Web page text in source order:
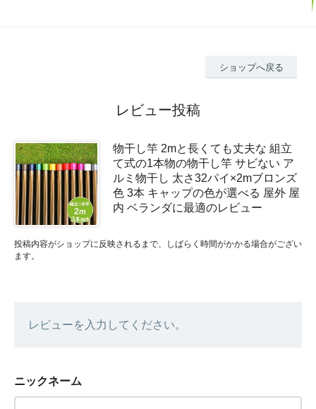
ショップへ戻る
レビュー投稿
物干し竿 2mと長くても丈夫な 組立
て式の1本物の物干し竿 サビない ア
ルミ物干し 太さ32パイ×2mブロンズ
色 3本 キャップの色が選べる 屋外 屋
内 ベランダに最適のレビュー
投稿内容がショップに反映されるまで、しばらく時間がかかる場合がござい
ます。
レビューを入力してください。
ニックネーム